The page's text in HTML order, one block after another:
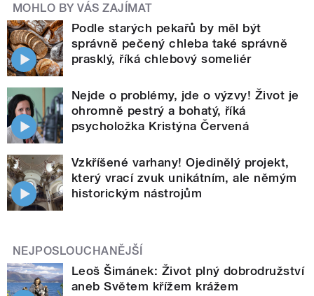
MOHLO BY VÁS ZAJÍMAT
Podle starých pekařů by měl být
správně pečený chleba také správně
prasklý, říká chlebový someliér
Nejde o problémy, jde o výzvy! Život je
ohromně pestrý a bohatý, říká
psycholožka Kristýna Červená
Vzkříšené varhany! Ojedinělý projekt,
který vrací zvuk unikátním, ale němým
historickým nástrojům
NEJPOSLOUCHANĚJŠÍ
Leoš Šimánek: Život plný dobrodružství
aneb Světem křížem krážem